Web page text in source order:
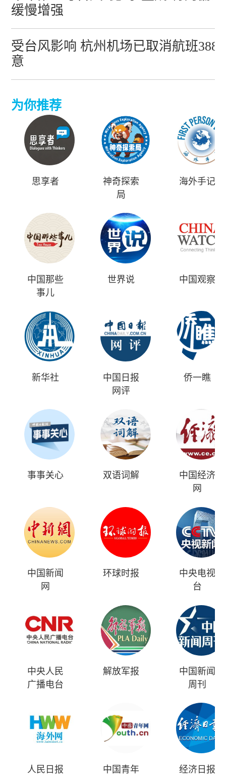
缓慢增强
受台风影响 杭州机场已取消航班388
意
为你推荐
思享者
神奇探索
局
海外手记
中国那些
事儿
世界说 中国观察
新华社
中国日报
网评
侨一瞧
事事关心 双语词解
中国经济
网
中国新闻
网
环球时报
中央电视
台
中央人民
广播电台
解放军报
中国新闻
周刊
人民日报
中国青年
经济日报